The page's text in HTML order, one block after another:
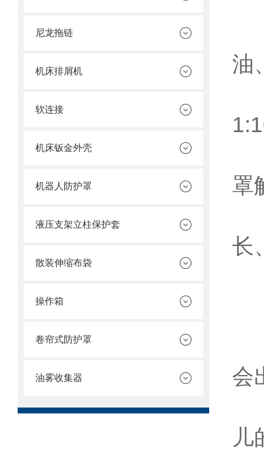
尼龙拖链
机床排屑机
软连接
机床钣金外壳
机器人防护罩
液压支架立柱保护套
散装伸缩布袋
操作箱
卷帘式防护罩
油雾收集器
油
罩
长
会
儿